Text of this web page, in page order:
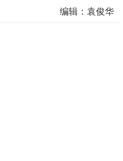
登记服务
编辑：袁俊华